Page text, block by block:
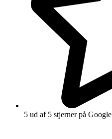
5 ud af 5 stjerner på Google